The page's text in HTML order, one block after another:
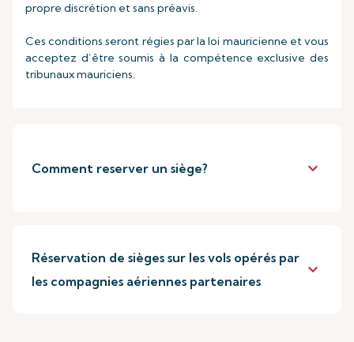
propre discrétion et sans préavis.
Ces conditions seront régies par la loi mauricienne et vous
acceptez d’être soumis à la compétence exclusive des
tribunaux mauriciens.
Comment reserver un siège? keyboard_arrow_down
Réservation de sièges sur les vols opérés par
les compagnies aériennes partenaires
keyboard_arrow_down